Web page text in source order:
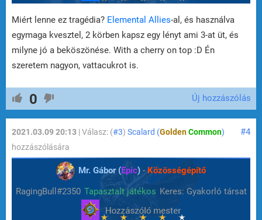
Miért lenne ez tragédia? Elemental Allies-al, és használva
egymaga kvesztel, 2 körben kapsz egy lényt ami 3-at üt, és
milyne jó a beköszönése. With a cherry on top :D Én
szeretem nagyon, vattacukrot is.
0 Új hozzászólás
#4
2021.03.09 20:13 | Válasz: (#3) Scalard (GoldenCommon)
hozzászólására
Mr. Gábor (Epic) -Közösségépítő
RagingBull#2350 Tapasztalt játékos Keres: Gyakorló társat